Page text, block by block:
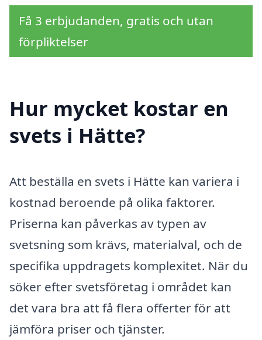
Få 3 erbjudanden, gratis och utan
förpliktelser
Hur mycket kostar en
svets i Hätte?
Att beställa en svets i Hätte kan variera i
kostnad beroende på olika faktorer.
Priserna kan påverkas av typen av
svetsning som krävs, materialval, och de
specifika uppdragets komplexitet. När du
söker efter svetsföretag i området kan
det vara bra att få flera offerter för att
jämföra priser och tjänster.